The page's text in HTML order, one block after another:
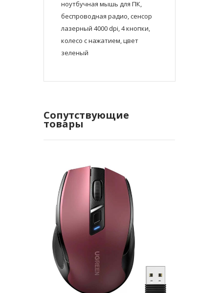
ноутбучная мышь для ПК,
беспроводная радио, сенсор
лазерный 4000 dpi, 4 кнопки,
колесо с нажатием, цвет
зеленый
Сопутствующие
товары